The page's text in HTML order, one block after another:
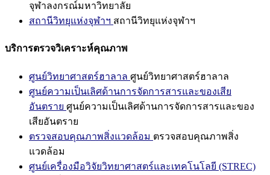
จุฬาลงกรณ์มหาวิทยาลัย
สถานีวิทยุแห่งจุฬาฯ สถานีวิทยุแห่งจุฬาฯ
บริการตรวจวิเคราะห์คุณภาพ
ศูนย์วิทยาศาสตร์ฮาลาล ศูนย์วิทยาศาสตร์ฮาลาล
ศูนย์ความเป็นเลิศด้านการจัดการสารและของเสีย
อันตราย ศูนย์ความเป็นเลิศด้านการจัดการสารและของ
เสียอันตราย
ตรวจสอบคุณภาพสิ่งแวดล้อม ตรวจสอบคุณภาพสิ่ง
แวดล้อม
ศูนย์เครื่องมือวิจัยวิทยาศาสตร์และเทคโนโลยี (STREC)